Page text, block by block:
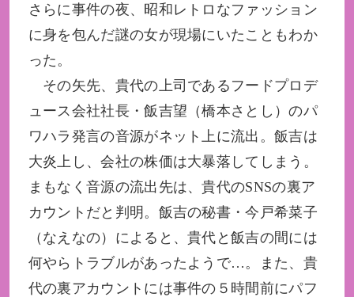
さらに事件の夜、昭和レトロなファッション
に身を包んだ謎の女が現場にいたこともわか
った。
その矢先、貴代の上司であるフードプロデ
ュース会社社長・飯吉望（橋本さとし）のパ
ワハラ発言の音源がネット上に流出。飯吉は
大炎上し、会社の株価は大暴落してしまう。
まもなく音源の流出先は、貴代のSNSの裏ア
カウントだと判明。飯吉の秘書・今戸希菜子
（なえなの）によると、貴代と飯吉の間には
何やらトラブルがあったようで…。また、貴
代の裏アカウントには事件の５時間前にパフ